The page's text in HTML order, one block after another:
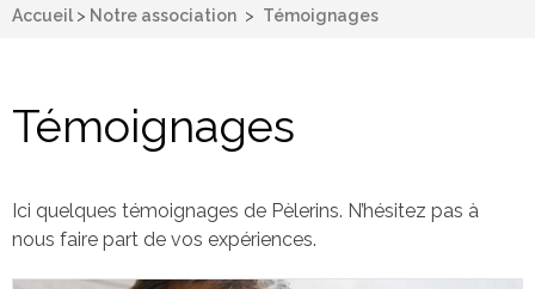
Accueil > Notre association > Témoignages
Témoignages
Ici quelques témoignages de Pèlerins. N’hésitez pas à
nous faire part de vos expériences.